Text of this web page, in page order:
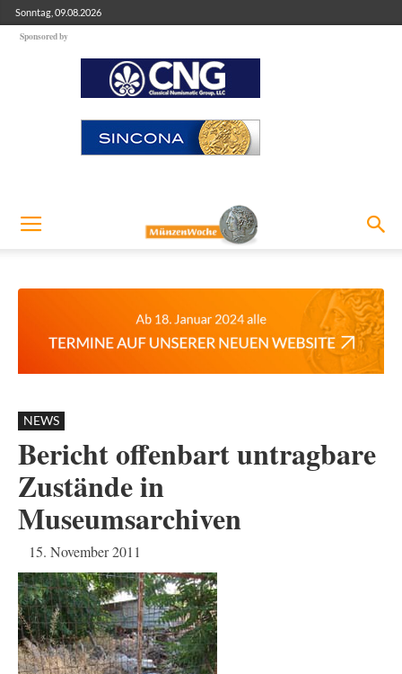
Sonntag, 09.08.2026
Sponsored by
NEWS
Bericht offenbart untragbare
Zustände in
Museumsarchiven
15. November 2011